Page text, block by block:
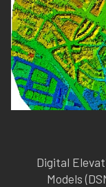
Digital
Models